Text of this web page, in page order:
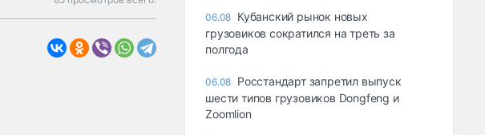
06.08 Кубанский рынок новых
грузовиков сократился на треть за
полгода
06.08 Росстандарт запретил выпуск
шести типов грузовиков Dongfeng и
Zoomlion